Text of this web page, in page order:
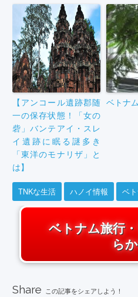
【アンコール遺跡郡随
一の保存状態！「女の
砦」バンテアイ・スレ
イ遺跡に眠る謎多き
「東洋のモナリザ」と
は】
ベトナ
TNKな生活 ハノイ情報 ベ
ベトナム旅行
ら
Share この記事をシェアしよう！